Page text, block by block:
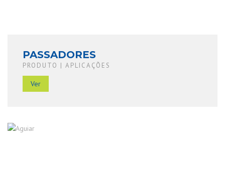
PASSADORES
PRODUTO | APLICAÇÕES
Ver